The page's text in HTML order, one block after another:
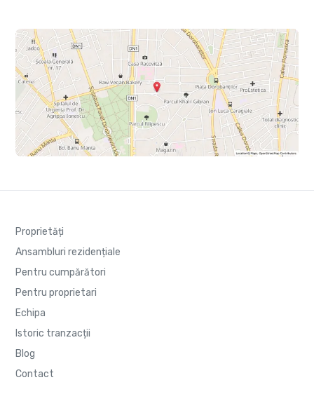
Proprietăți
Ansambluri rezidențiale
Pentru cumpărători
Pentru proprietari
Echipa
Istoric tranzacții
Blog
Contact